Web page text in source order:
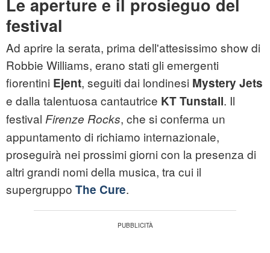
Le aperture e il prosieguo del
festival
Ad aprire la serata, prima dell'attesissimo show di
Robbie Williams, erano stati gli emergenti
fiorentini Ejent, seguiti dai londinesi Mystery Jets
e dalla talentuosa cantautrice KT Tunstall. Il
festival Firenze Rocks, che si conferma un
appuntamento di richiamo internazionale,
proseguirà nei prossimi giorni con la presenza di
altri grandi nomi della musica, tra cui il
supergruppo The Cure.